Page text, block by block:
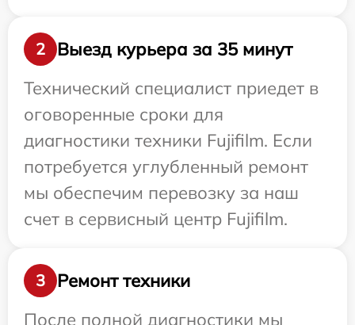
2
Выезд курьера за 35 минут
Технический специалист приедет в
оговоренные сроки для
диагностики техники Fujifilm. Если
потребуется углубленный ремонт
мы обеспечим перевозку за наш
счет в сервисный центр Fujifilm.
3
Ремонт техники
После полной диагностики мы